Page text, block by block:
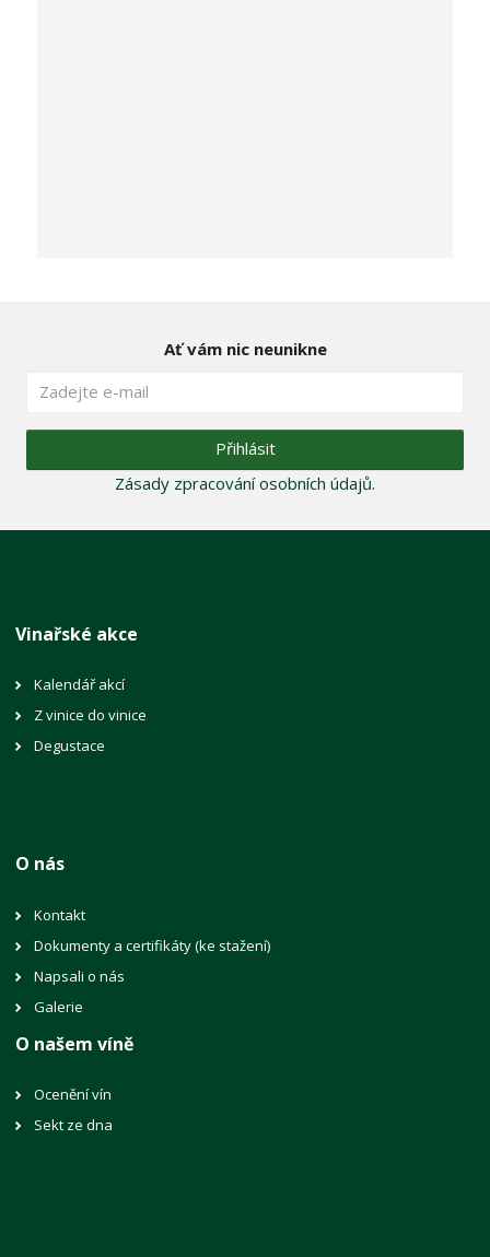
Ať vám nic neunikne
Přihlásit
Zásady zpracování osobních údajů.
Vinařské akce
Kalendář akcí
Z vinice do vinice
Degustace
O nás
Kontakt
Dokumenty a certifikáty (ke stažení)
Napsali o nás
Galerie
O našem víně
Ocenění vín
Sekt ze dna